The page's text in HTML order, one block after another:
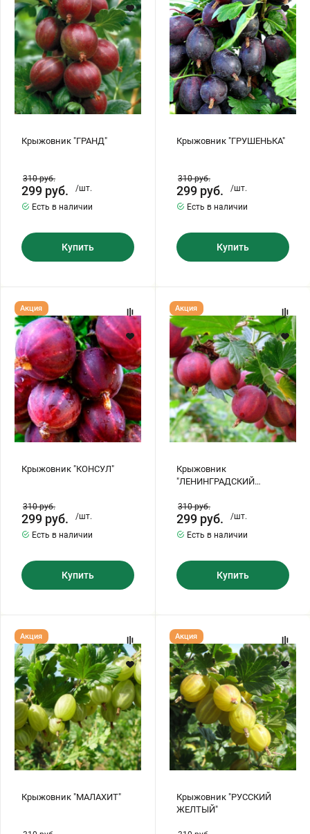
Хризантемы саженцы
Зелень и пряные травы
Крыжовник "ГРАНД"
310руб.
299 руб.
/шт.
Есть в наличии
Купить
Крыжовник "ГРУШЕНЬКА"
310руб.
299 руб.
/шт.
Есть в наличии
Купить
Крыжовник
"КОНСУЛ"
Крыжовник "КОНСУЛ"
Акция
310руб.
299 руб.
/шт.
Есть в наличии
Купить
Крыжовник
"ЛЕНИНГРАДСКИЙ
ВЕЛИКАН"
Крыжовник
"ЛЕНИНГРАДСКИЙ
Акция
310руб.
299 руб.
/шт.
Есть в наличии
Купить
Крыжовник
"МАЛАХИТ"
Крыжовник "МАЛАХИТ"
Акция
Крыжовник
"РУССКИЙ
ЖЕЛТЫЙ"
Крыжовник "РУССКИЙ
ЖЕЛТЫЙ"
Акция